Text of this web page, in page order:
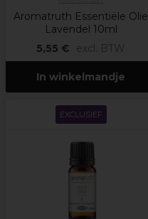
Aromatruth Essentiële Olie
Lavendel 10ml
5,55 €
excl. BTW
In winkelmandje
EXCLUSIEF